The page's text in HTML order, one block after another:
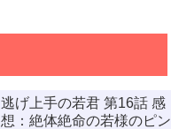
逃げ上手の若君 第16話 感
想：絶体絶命の若様のピン